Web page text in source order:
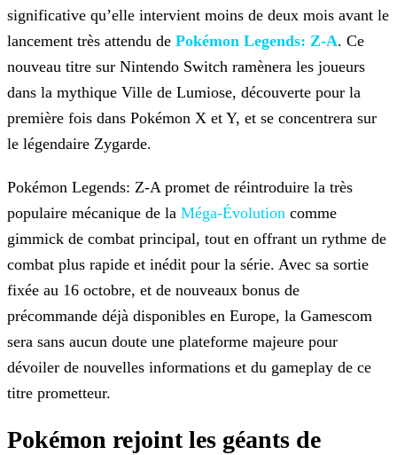
significative qu’elle intervient moins de deux mois avant le
lancement très attendu de Pokémon Legends: Z-A. Ce
nouveau titre sur Nintendo Switch ramènera les joueurs
dans la mythique Ville de Lumiose, découverte pour la
première fois dans Pokémon X et Y, et se concentrera sur
le légendaire Zygarde.
Pokémon Legends: Z-A promet de réintroduire la très
populaire mécanique de la Méga-Évolution comme
gimmick de combat principal, tout en offrant un rythme de
combat plus rapide et inédit pour la série. Avec sa sortie
fixée au 16 octobre, et de nouveaux bonus de
précommande déjà disponibles en Europe, la Gamescom
sera sans aucun doute une plateforme majeure pour
dévoiler de nouvelles informations et du gameplay de ce
titre prometteur.
Pokémon rejoint les géants de